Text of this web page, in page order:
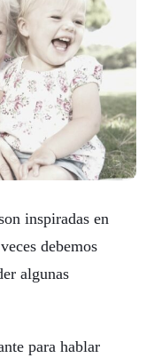
inspiradas en
debemos
algunas
para hablar